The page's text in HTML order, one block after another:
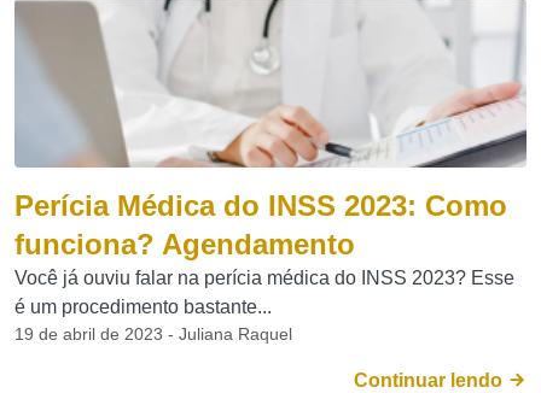
Perícia Médica do INSS 2023: Como
funciona? Agendamento
Você já ouviu falar na perícia médica do INSS 2023? Esse
é um procedimento bastante...
19 de abril de 2023 - Juliana Raquel
Continuar lendo